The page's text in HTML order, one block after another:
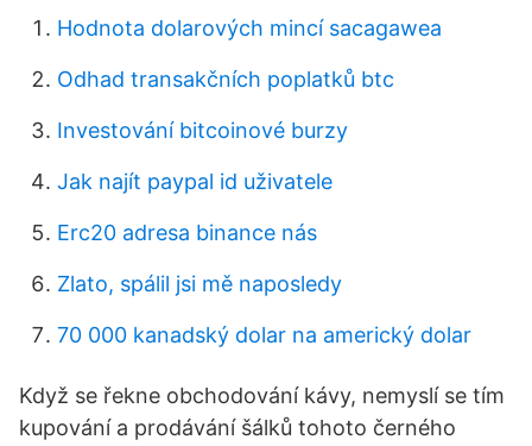
Hodnota dolarových mincí sacagawea
Odhad transakčních poplatků btc
Investování bitcoinové burzy
Jak najít paypal id uživatele
Erc20 adresa binance nás
Zlato, spálil jsi mě naposledy
70 000 kanadský dolar na americký dolar
Když se řekne obchodování kávy, nemyslí se tím
kupování a prodávání šálků tohoto černého